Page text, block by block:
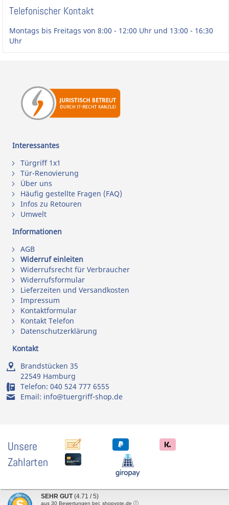
Telefonischer Kontakt
Montags bis Freitags von 8:00 - 12:00 Uhr und 13:00 - 16:30
Uhr
Interessantes
Türgriff 1x1
Tür-Renovierung
Über uns
Häufig gestellte Fragen (FAQ)
Infos zu Retouren
Umwelt
Informationen
AGB
Widerruf einleiten
Widerrufsrecht für Verbraucher
Widerrufsformular
Lieferzeiten und Versandkosten
Impressum
Kontaktformular
Kontakt Telefon
Datenschutzerklärung
Kontakt
Brandstücken 35
22549 Hamburg
Telefon: 040 524 777 6555
Email: info@tuergriff-shop.de
Unsere
Zahlarten
SEHR GUT (4.71 / 5)
aus 30 Bewertungen bei: shopvote.de ⓘ